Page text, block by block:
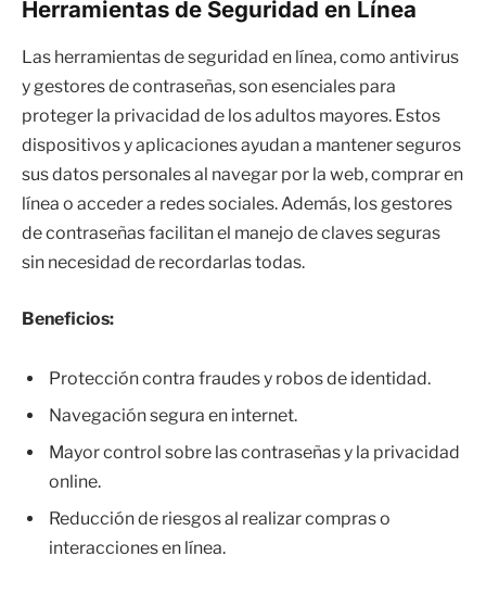
Herramientas de Seguridad en Línea
Las herramientas de seguridad en línea, como antivirus
y gestores de contraseñas, son esenciales para
proteger la privacidad de los adultos mayores. Estos
dispositivos y aplicaciones ayudan a mantener seguros
sus datos personales al navegar por la web, comprar en
línea o acceder a redes sociales. Además, los gestores
de contraseñas facilitan el manejo de claves seguras
sin necesidad de recordarlas todas.
Beneficios:
Protección contra fraudes y robos de identidad.
Navegación segura en internet.
Mayor control sobre las contraseñas y la privacidad
online.
Reducción de riesgos al realizar compras o
interacciones en línea.